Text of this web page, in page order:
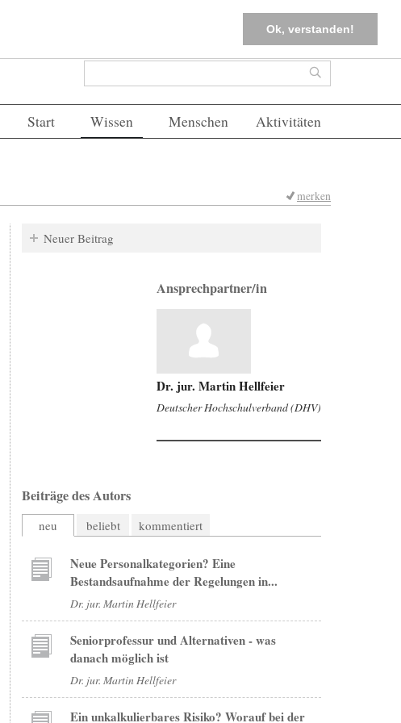
Ok, verstanden!
FAQs Einloggen
Suchformular Suche
Start Wissen Menschen Aktivitäten
merken
Neuer Beitrag
Ansprechpartner/in
Dr. jur. Martin Hellfeier
Deutscher Hochschulverband (DHV)
Beiträge des Autors
neu beliebt kommentiert
Neue Personalkategorien? Eine
Bestandsaufnahme der Regelungen in...
Dr. jur. Martin Hellfeier
Seniorprofessur und Alternativen - was
danach möglich ist
Dr. jur. Martin Hellfeier
Ein unkalkulierbares Risiko? Worauf bei der